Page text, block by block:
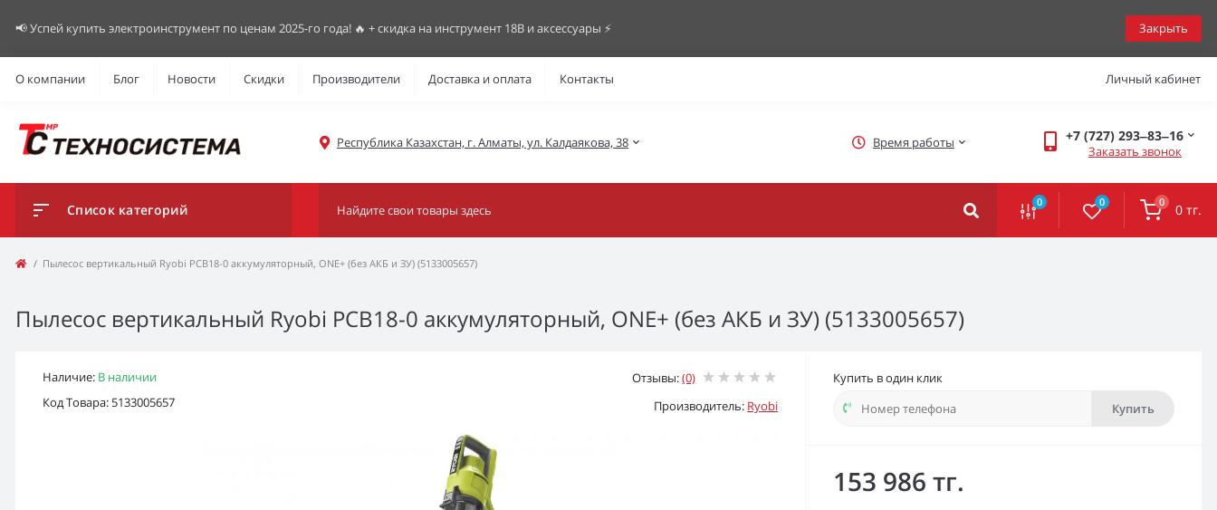
📢 Успей купить электроинструмент по ценам 2025-го года! 🔥 + скидка на инструмент 18В и аксессуары ⚡️ Закрыть
О компании Блог Новости Скидки Производители Доставка и оплата Контакты Личный кабинет
Республика Казахстан, г. Алматы, ул. Калдаякова, 38 Время работы +7 (727) 293‒83‒16
Заказать звонок
Список категорий 0 0 0 0 тг.
Пылесос вертикальный Ryobi РСВ18-0 аккумуляторный, ONE+ (без АКБ и ЗУ) (5133005657)
Пылесос вертикальный Ryobi РСВ18-0 аккумуляторный, ONE+ (без АКБ и ЗУ) (5133005657)
Наличие: В наличии
Код Товара: 5133005657
Отзывы:(0)
Производитель: Ryobi
Купить в один клик
Купить
153 986 тг.